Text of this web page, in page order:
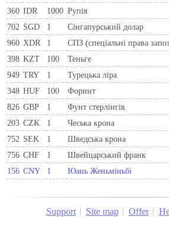
360 IDR 1000 Рупія
702 SGD 1 Сінгапурський долар
960 XDR 1 СПЗ (спеціальні права
398 KZT 100 Теньге
949 TRY 1 Турецька ліра
348 HUF 100 Форинт
826 GBP 1 Фунт стерлінгів
203 CZK 1 Чеська крона
752 SEK 1 Шведська крона
756 CHF 1 Швейцарський франк
156 CNY 1 Юань Женьміньбі
Support Site map Offer